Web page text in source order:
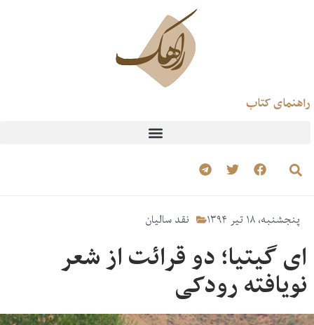
راهنمای کتاب
پنجشنبه، ۱۸ تیر ۱۳۹۴ نقد سالیان
ای گیتیا؛ دو قرائت از شعر
نویافته رودکی